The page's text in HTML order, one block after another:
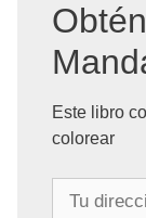
Este libro
colorear